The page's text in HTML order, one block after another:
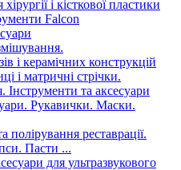
і кісткової пластики
Falcon
і керамічних конструкцій
і матричні стрічки.
та аксесуари
Рукавички. Маски.
полірування реставрації.
Пасти ...
для ультразвукового